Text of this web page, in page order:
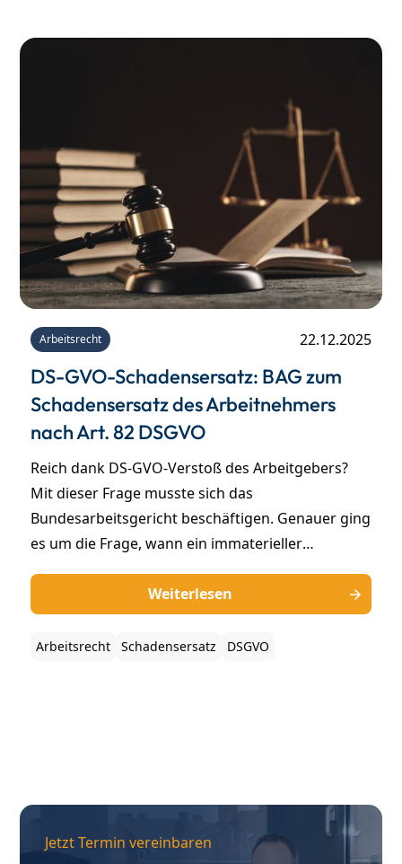
Arbeitsrecht 22.12.2025
DS-GVO-Schadensersatz: BAG zum
Schadensersatz des Arbeitnehmers
nach Art. 82 DSGVO
Reich dank DS-GVO-Verstoß des Arbeitgebers?
Mit dieser Frage musste sich das
Bundesarbeitsgericht beschäftigen. Genauer ging
es um die Frage, wann ein immaterieller
Schadensersatz nach Art. 82 Abs. 1 DS-GVO des
Arbeitnehmers gegen den Arbeitgeber gegeben
ist (BAG Urteil vom 22.09.2022, 8 AZR 209/21). Wir
fassen für Sie zusammen, was für den
Weiterlesen
Arbeitsrecht Schadensersatz DSGVO
Jetzt Termin vereinbaren